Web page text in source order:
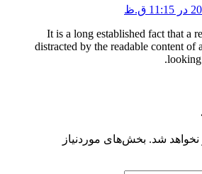
It is a long established fact that a
distracted by the readable content of
looking
شد. بخش‌های موردنیاز